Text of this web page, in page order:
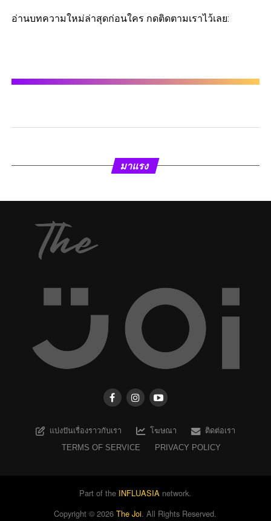
อ่านบทความใหม่ล่าสุดก่อนใคร กดติดตามเราไว้เลย:
มาแรง
แบ่งปันเรื่องราวกับเรา โฆษณา
ติดต่อเรา
TERMS OF SERVICE
PRIVACY POLICY
Part of the INFLUASIA network.
Copyright ©2026 The Joi. All Rights Reserved.